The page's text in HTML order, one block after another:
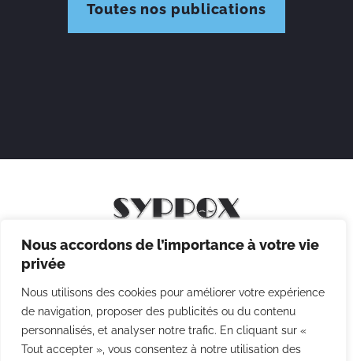
Nous accordons de l’importance à votre vie
privée
Nous utilisons des cookies pour améliorer votre expérience
de navigation, proposer des publicités ou du contenu
personnalisés, et analyser notre trafic. En cliquant sur «
Tout accepter », vous consentez à notre utilisation des
Toutes nos publications
Mentions légales
Politique des cookies
CGV